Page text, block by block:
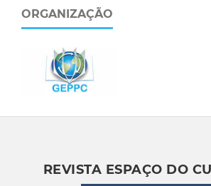
ORGANIZAÇÃO
REVISTA ESPAÇO DO